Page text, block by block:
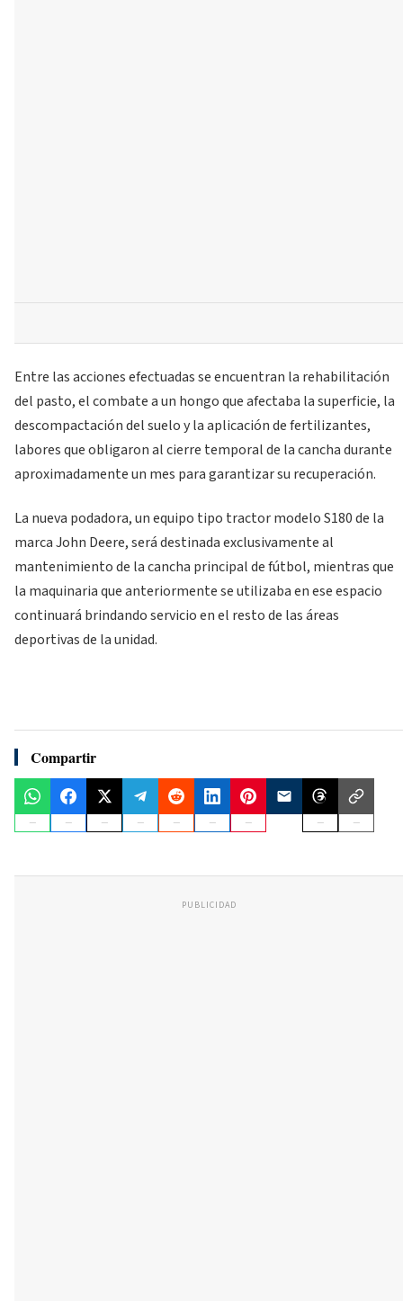
Entre las acciones efectuadas se encuentran la rehabilitación
del pasto, el combate a un hongo que afectaba la superficie, la
descompactación del suelo y la aplicación de fertilizantes,
labores que obligaron al cierre temporal de la cancha durante
aproximadamente un mes para garantizar su recuperación.
La nueva podadora, un equipo tipo tractor modelo S180 de la
marca John Deere, será destinada exclusivamente al
mantenimiento de la cancha principal de fútbol, mientras que
la maquinaria que anteriormente se utilizaba en ese espacio
continuará brindando servicio en el resto de las áreas
deportivas de la unidad.
Compartir
PUBLICIDAD